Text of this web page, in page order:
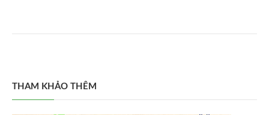
THAM KHẢO THÊM